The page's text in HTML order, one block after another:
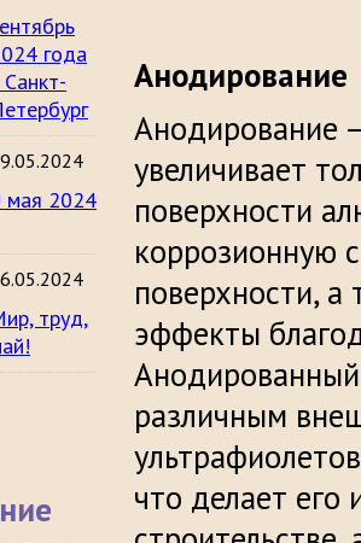
года
Санкт-
мая 2024
труд,
Анодирование
Анодирование
увеличивает
поверхности
коррозионную
поверхности, а
эффекты
различным
что делает